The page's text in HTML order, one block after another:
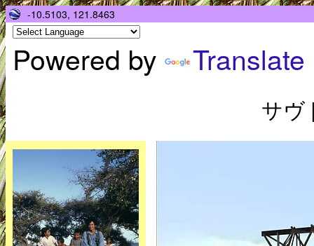
-10.5103, 121.8463
Powered by Translate
サヴ